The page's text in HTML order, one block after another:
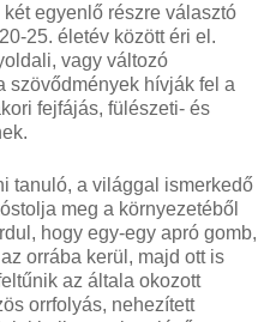
egyenlő részre választó
25. életév között éri el.
vagy változó
szövődmények hívják fel a
fejfájás, fülészeti- és
tanuló, a világgal ismerkedő
meg a környezetéből
hogy egy-egy apró gomb,
orrába kerül, majd ott is
az általa okozott
orrfolyás, nehezített